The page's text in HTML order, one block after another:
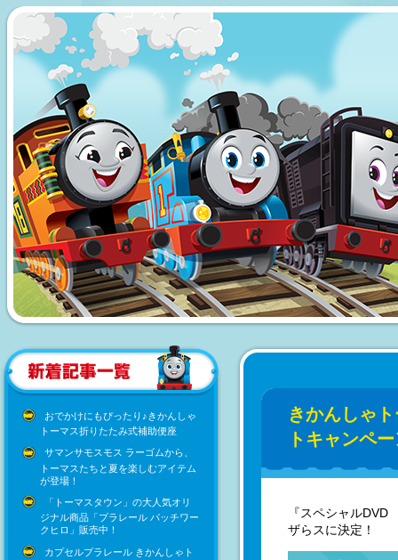
おでかけにもぴったり♪きかんしゃ
トーマス折りたたみ式補助便座
サマンサモスモス ラーゴムから、
トーマスたちと夏を楽しむアイテム
が登場！
「トーマスタウン」の大人気オリ
ジナル商品「プラレール パッチワー
クヒロ」販売中！
カプセルプラレール きかんしゃト
きかんしゃ
トキャンペ
『スペシャル
ザらスに決定！